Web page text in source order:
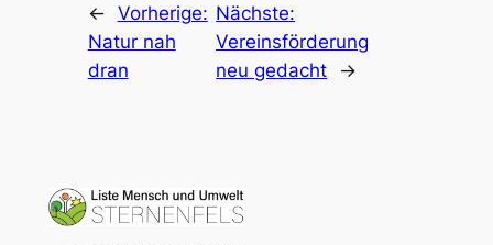
← Vorherige:
Natur nah
dran
Nächste:
Vereinsförderung
neu gedacht
→